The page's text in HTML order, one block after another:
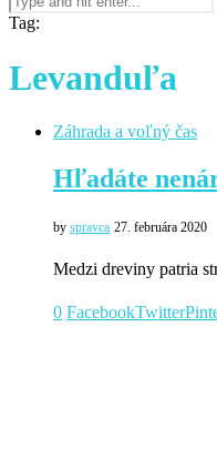
Tag:
Levanduľa
Záhrada a voľný čas
Hľadáte
by spravca 27. februára 2020
Medzi dreviny patria
0 FacebookTwitter